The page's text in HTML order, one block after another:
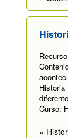
Curso:
»